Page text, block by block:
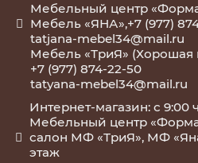
Мебельный центр
Мебель «ЯНА»,+7 (977)
tatjana-mebel34@mail.ru
Мебель «ТриЯ» (Хорошая
+7 (977) 874-22-50
tatyana-mebel34@mail.ru
Интернет-магазин: с 9:00
Мебельный центр
салон МФ «ТриЯ», МФ
этаж